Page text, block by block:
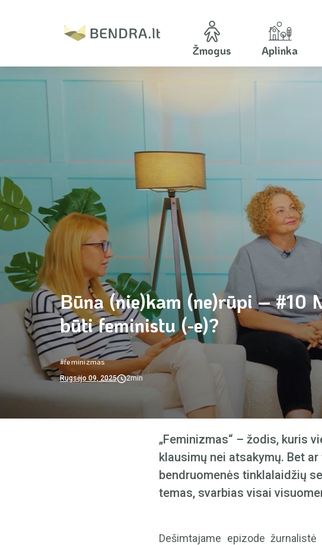
Žmogus Aplinka
Būna (nie)kam (ne)rūpi – #10
būti feministu (-e)?
#feminizmas
Rugsėjo 09, 2025 2min
„Feminizmas“ – žodis, kuris
klausimų nei atsakymų. Bet
bendruomenės tinklalaidžių
temas, svarbias visai
Dešimtajame epizode